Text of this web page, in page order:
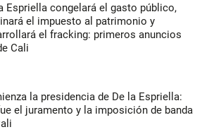
Espriella congelará el gasto público,
el impuesto al patrimonio y
el fracking: primeros anuncios
Cali
la presidencia de De la Espriella:
el juramento y la imposición de banda